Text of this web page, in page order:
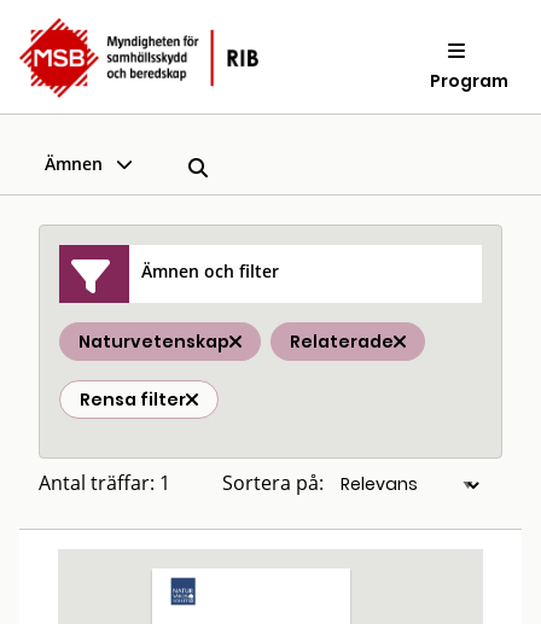
Program
Ämnen
Ämnen och filter
Naturvetenskap Relaterade
Rensa filter
Antal träffar: 1 Sortera på: